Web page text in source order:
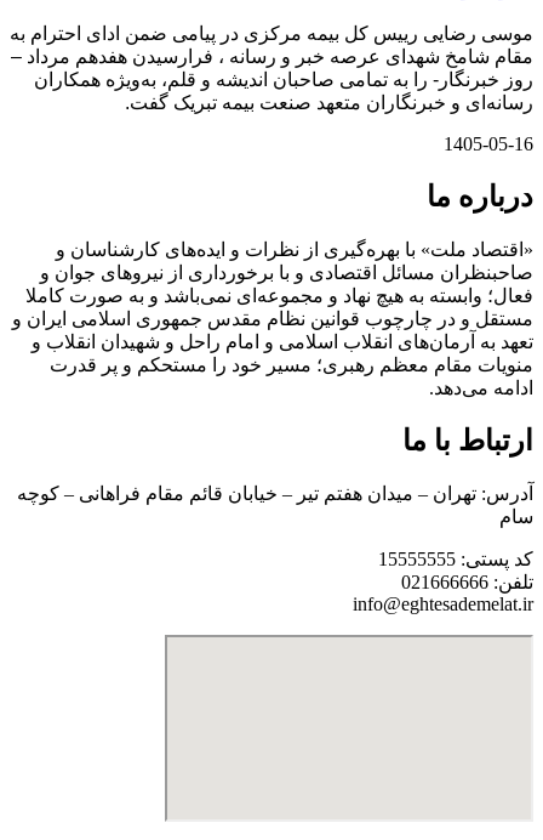
موسی رضایی رییس کل بیمه مرکزی در پیامی ضمن ادای احترام به
مقام شامخ شهدای عرصه خبر و رسانه ، فرارسیدن هفدهم مرداد –
روز خبرنگار- را به تمامی صاحبان اندیشه و قلم، به‌ویژه همکاران
رسانه‌ای و خبرنگاران متعهد صنعت بیمه تبریک گفت.
1405-05-16
درباره ما
«اقتصاد ملت» با بهره‌گیری از نظرات و ایده‌های کارشناسان و
صاحبنظران مسائل اقتصادی و با برخورداری از نیروهای جوان و
فعال؛ وابسته به هیچ نهاد و مجموعه‌ای نمی‌‌باشد و به صورت کاملا
مستقل و در چارچوب قوانین نظام مقدس جمهوری اسلامی ایران و
تعهد به آرمان‌های انقلاب اسلامی و امام راحل و شهیدان انقلاب و
منویات مقام معظم رهبری؛ مسیر خود را مستحکم و پر قدرت
ادامه می‌دهد.
ارتباط با ما
آدرس: تهران – میدان هفتم تیر – خیابان قائم مقام فراهانی – کوچه
سام
کد پستی: 15555555
تلفن: 021666666
info@eghtesademelat.ir